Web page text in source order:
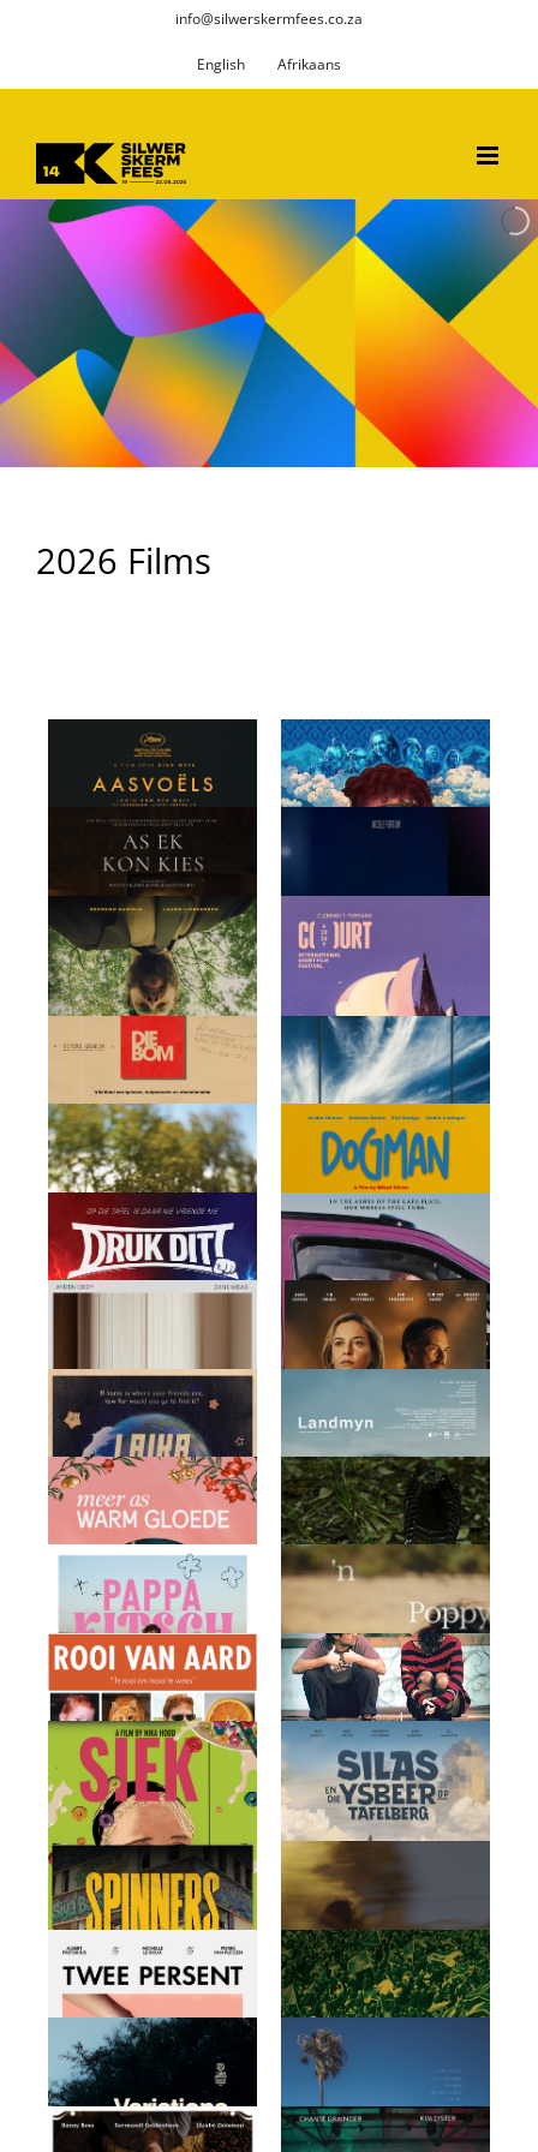
info@silwerskermfees.co.za
English Afrikaans
2026 Films
Aasvoëls
Al wat ek weet
As ek kon kies
Bosryer
Change
CLERMONT-FERRAND
"Coups de Coeur 2026"
Die gees agter die spiere
Die grond onthou Dogman
Druk dit!
From Dust We Spin
Genoeg
Invisible
Laika Goes Home
Landmyn
Meer as warm gloede
Ouroboro
Pappa Kitsch Poppy oppie heuwel
Rooi van aard Short Back & Sides
Siek
Silas en die Ysbeer op